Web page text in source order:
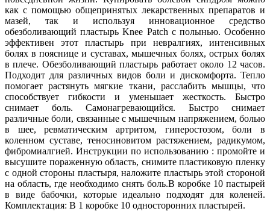
как с помощью общепринятых лекарственных препаратов и
мазей, так и используя инновационное средство
обезболивающий пластырь Knee Patch с полынью. Особенно
эффективен этот пластырь при невралгиях, интенсивных
болях в пояснице и суставах, мышечных болях, острых болях
в плече. Обезболивающий пластырь работает около 12 часов.
Подходит для различных видов боли и дискомфорта. Тепло
помогает растянуть мягкие ткани, расслабить мышцы, что
способствует гибкости и уменьшает жесткость. Быстро
снимает боль. Самонагревающийся. Быстро снимает
различные боли, связанные с мышечным напряжением, болью
в шее, ревматическим артритом, гиперостозом, боли в
коленном суставе, теносиновитом растяжением, радикумом,
фибромиалгией. Инструкции по использованию : промойте и
высушите пораженную область, снимите пластиковую пленку
с одной стороны пластыря, наложите пластырь этой стороной
на область, где необходимо снять боль.В коробке 10 пастырей
в виде бабочки, которые идеально подходят для коленей.
Комплектация: В 1 коробке 10 односторонних пластырей.